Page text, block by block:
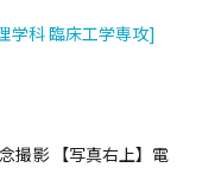
学科 臨床工学専攻]
撮影 【写真右上】電